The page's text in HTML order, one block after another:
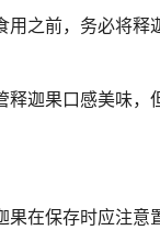
用之前，务必将释
释迦果口感美味
果在保存时应注意